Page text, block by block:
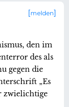
melden
den im
des als
gegen die
„Es
zwielichtige